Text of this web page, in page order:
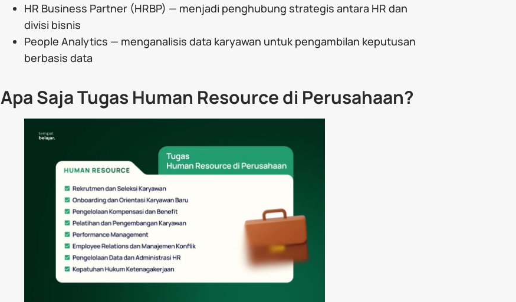
HR Business Partner (HRBP) — menjadi penghubung strategis antara HR dan
divisi bisnis
People Analytics — menganalisis data karyawan untuk pengambilan keputusan
berbasis data
Apa Saja Tugas Human Resource di Perusahaan?